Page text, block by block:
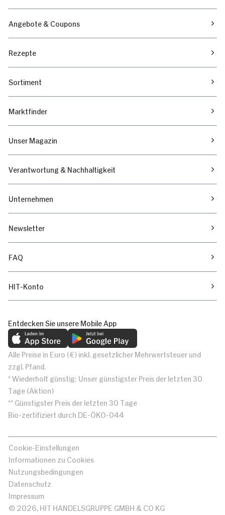
Präferenzen
Angebote & Coupons
Rezepte
Sortiment
Marktfinder
Unser Magazin
Verantwortung & Nachhaltigkeit
Unternehmen
Newsletter
FAQ
HIT-Konto
Entdecken Sie unsere Mobile App
Alle Preise in Euro (€) inkl. gesetzlicher Mehrwertsteuer und
zzgl. Pfand.
* Wiederholt günstig: Unser günstigster Preis der letzten 30
Tage (Aktion)
** Günstigster Preis der letzten 30 Tage
Bio-zertifiziert durch DE-ÖKO-044
Cookie-Einstellungen
Informationen zu Cookies
Nutzungsbedingungen
Datenschutz
Impressum
© 2026, HIT HANDELSGRUPPE GMBH & CO KG